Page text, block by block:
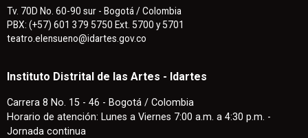
Tv. 70D No. 60-90 sur - Bogotá / Colombia
PBX: (+57) 601 379 5750 Ext. 5700 y 5701
teatro.elensueno@idartes.gov.co
Instituto Distrital de las Artes - Idartes
Carrera 8 No. 15 - 46 - Bogotá / Colombia
Horario de atención: Lunes a Viernes 7:00 a.m. a 4:30 p.m. -
Jornada continua